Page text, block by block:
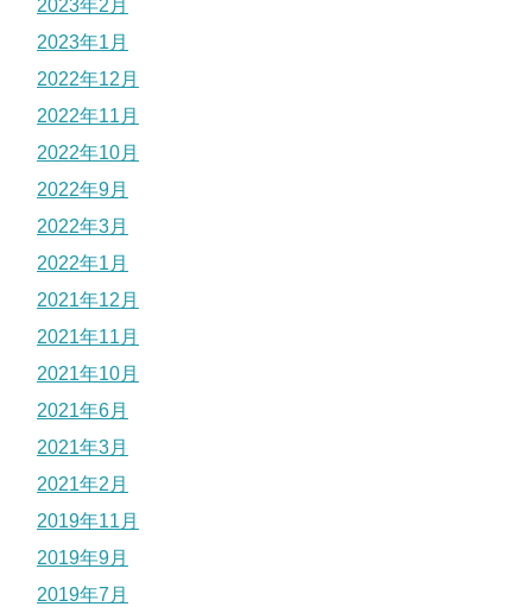
2023年2月
2023年1月
2022年12月
2022年11月
2022年10月
2022年9月
2022年3月
2022年1月
2021年12月
2021年11月
2021年10月
2021年6月
2021年3月
2021年2月
2019年11月
2019年9月
2019年7月